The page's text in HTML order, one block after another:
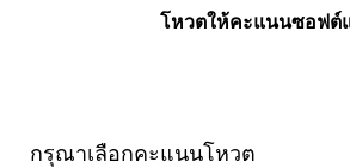
โหวตให้คะแนนซอฟต์
กรุณาเลือกคะแนนโหวต